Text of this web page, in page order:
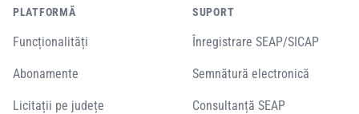
PLATFORMĂ
Funcționalități
Abonamente
Licitații pe județe
SUPORT
Înregistrare SEAP/SICAP
Semnătură electronică
Consultanță SEAP